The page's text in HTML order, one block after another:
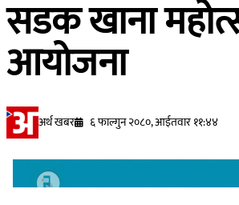
सडक खाना
आयोजना
अर्थ खबर ६ फाल्गुन २०८०, आईतवार ११:४४